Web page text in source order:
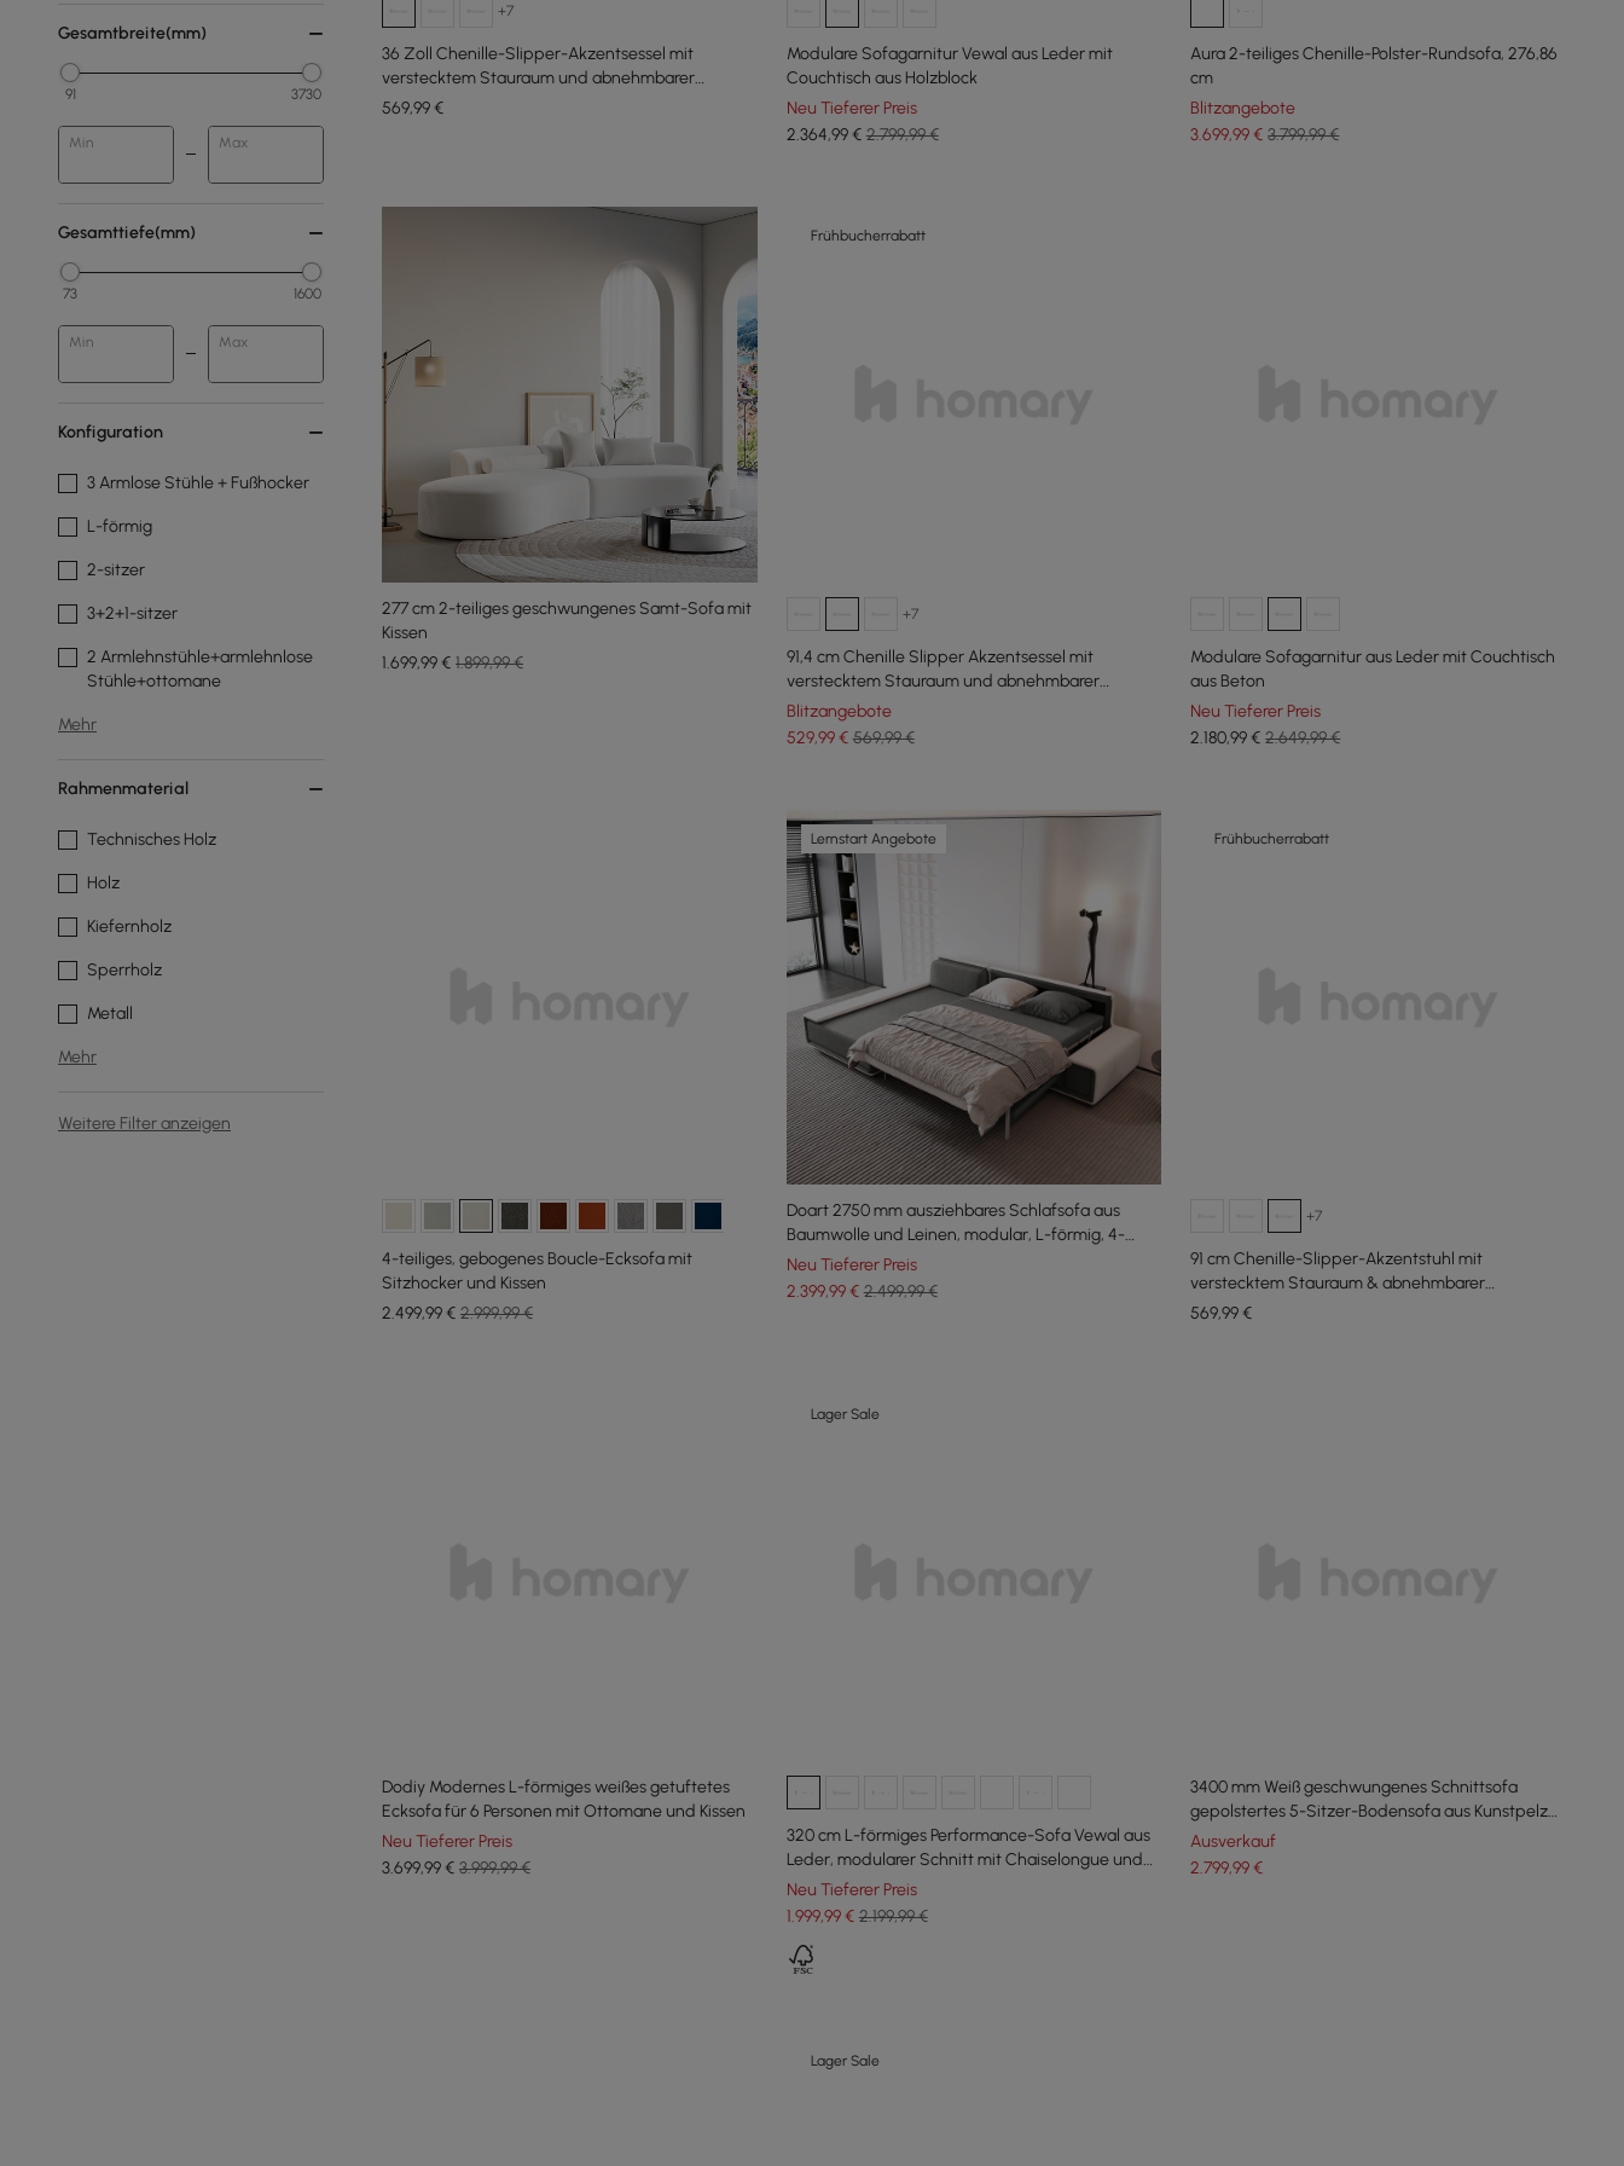
Gesamtbreite(mm)
91 3730
Min Max
Gesamttiefe(mm)
73 1600
Min Max
Konfiguration
3 Armlose Stühle + Fußhocker
L-förmig
2-sitzer
3+2+1-sitzer
2 Armlehnstühle+armlehnlose
Stühle+ottomane
Mehr
Rahmenmaterial
Technisches Holz
Holz
Kiefernholz
Sperrholz
Metall
Mehr
Weitere Filter anzeigen
+7
36 Zoll Chenille-Slipper-Akzentsessel mit
verstecktem Stauraum und abnehmbarer
Rückenlehne
569,99€
Modulare Sofagarnitur Vewal aus Leder mit
Couchtisch aus Holzblock
Neu Tieferer Preis
2.364,99€ 2.799,99 €
Aura 2-teiliges Chenille-Polster-Rundsofa, 276,86
cm
Blitzangebote
3.699,99€ 3.799,99 €
277 cm 2-teiliges geschwungenes Samt-Sofa mit
Kissen
1.699,99€ 1.899,99 €
Frühbucherrabatt
+7
91,4 cm Chenille Slipper Akzentsessel mit
verstecktem Stauraum und abnehmbarer
Rückenlehne
Blitzangebote
529,99€ 569,99 €
Modulare Sofagarnitur aus Leder mit Couchtisch
aus Beton
Neu Tieferer Preis
2.180,99€ 2.649,99 €
4-teiliges, gebogenes Boucle-Ecksofa mit
Sitzhocker und Kissen
2.499,99€ 2.999,99 €
Lernstart Angebote
Doart 2750 mm ausziehbares Schlafsofa aus
Baumwolle und Leinen, modular, L-förmig, 4-
Sitzer
Neu Tieferer Preis
2.399,99€ 2.499,99 €
Frühbucherrabatt
+7
91 cm Chenille-Slipper-Akzentstuhl mit
verstecktem Stauraum & abnehmbarer
Rückenlehne
569,99€
Dodiy Modernes L-förmiges weißes getuftetes
Ecksofa für 6 Personen mit Ottomane und Kissen
Neu Tieferer Preis
3.699,99€ 3.999,99 €
Lager Sale
320 cm L-förmiges Performance-Sofa Vewal aus
Leder, modularer Schnitt mit Chaiselongue und
Ottoman
Neu Tieferer Preis
1.999,99€ 2.199,99 €
3400 mm Weiß geschwungenes Schnittsofa
gepolstertes 5-Sitzer-Bodensofa aus Kunstpelz
Polyester
Ausverkauf
2.799,99€
Lager Sale